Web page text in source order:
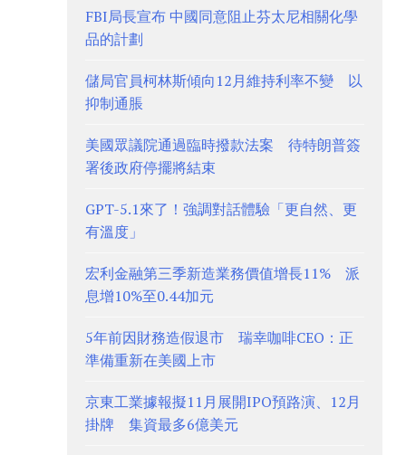
FBI局長宣布 中國同意阻止芬太尼相關化學
品的計劃
儲局官員柯林斯傾向12月維持利率不變 以
抑制通脹
美國眾議院通過臨時撥款法案 待特朗普簽
署後政府停擺將結束
GPT-5.1來了！強調對話體驗「更自然、更
有溫度」
宏利金融第三季新造業務價值增長11% 派
息增10%至0.44加元
5年前因財務造假退市 瑞幸咖啡CEO：正
準備重新在美國上市
京東工業據報擬11月展開IPO預路演、12月
掛牌 集資最多6億美元